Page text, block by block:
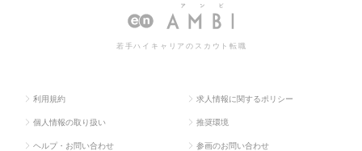
の転職
若手ハイキャリアのスカウト転職
利用規約 求人情報に関するポリシー
個人情報の取り扱い 推奨環境
ヘルプ・お問い合わせ 参画のお問い合わせ